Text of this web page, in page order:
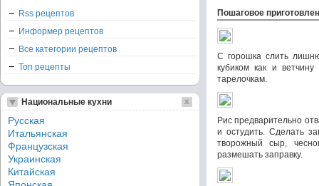
Пошаговое
С горошка слить
кубиком как и
тарелочкам.
Рис предварительно
и остудить. Сделать
творожный сыр,
размешать заправку.
Rss рецептов
Информер рецептов
Все категории рецептов
Топ рецепты
Национальные кухни
Русская
Итальянская
Французская
Украинская
Китайская